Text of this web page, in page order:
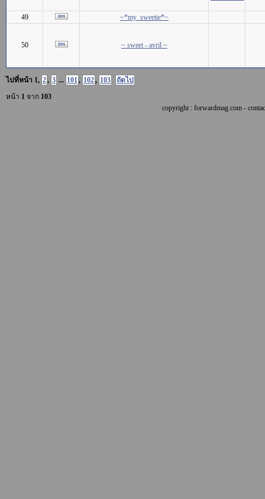
49 ~*my_sweetie*~
50 ~ sweet - avril ~
ไปที่หน้า 1, 2, 3 ... 101, 102, 103
ถัดไป
หน้า 1 จาก 103
copyright : forwardmag.com -